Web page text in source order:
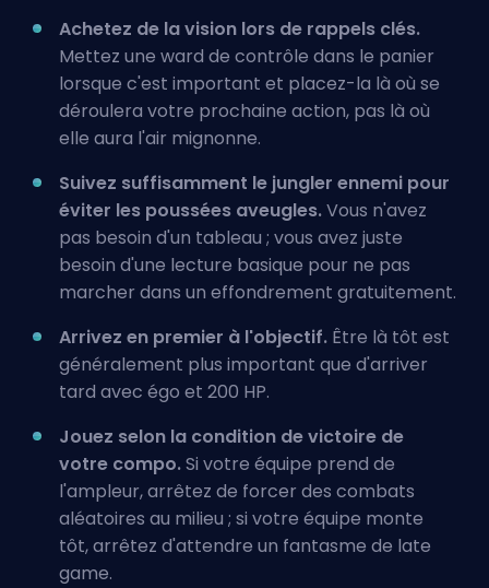
Achetez de la vision lors de rappels clés.
Mettez une ward de contrôle dans le panier
lorsque c'est important et placez-la là où se
déroulera votre prochaine action, pas là où
elle aura l'air mignonne.
Suivez suffisamment le jungler ennemi pour
éviter les poussées aveugles.Vous n'avez
pas besoin d'un tableau ; vous avez juste
besoin d'une lecture basique pour ne pas
marcher dans un effondrement gratuitement.
Arrivez en premier à l'objectif. Être là tôt est
généralement plus important que d'arriver
tard avec égo et 200 HP.
Jouez selon la condition de victoire de
votre compo.Si votre équipe prend de
l'ampleur, arrêtez de forcer des combats
aléatoires au milieu ; si votre équipe monte
tôt, arrêtez d'attendre un fantasme de late
game.